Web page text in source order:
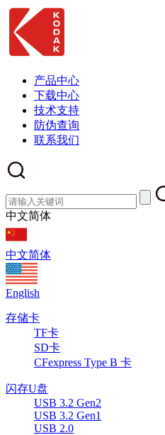
产品中心
下载中心
技术支持
防伪查询
联系我们
中文简体
中文简体
English
存储卡
TF卡
SD卡
CFexpress Type B 卡
闪存U盘
USB 3.2 Gen2
USB 3.2 Gen1
USB 2.0